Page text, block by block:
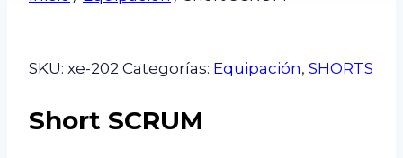
SKU: xe-202 Categorías: Equipación, SHORTS
Short SCRUM